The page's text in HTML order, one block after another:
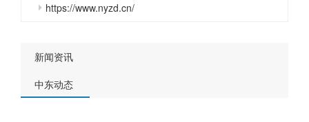
https://www.nyzd.cn/
新闻资讯
中东动态